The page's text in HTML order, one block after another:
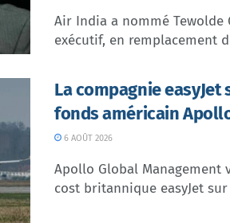
Air India a nommé
exécutif, en remplacement
La compagnie easyJet
fonds américain
6 AOÛT 2026
Apollo Global Management
cost britannique easyJet